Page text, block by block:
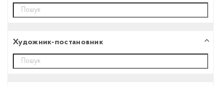
Художник-постановник